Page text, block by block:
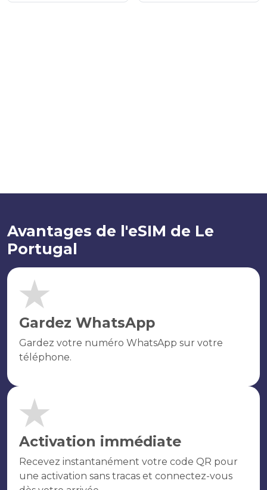
Avantages de l'eSIM de Le
Portugal
Gardez WhatsApp
Gardez votre numéro WhatsApp sur votre
téléphone.
Activation immédiate
Recevez instantanément votre code QR pour
une activation sans tracas et connectez-vous